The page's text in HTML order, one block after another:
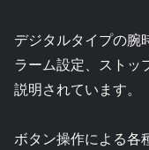
デジタルタイプの腕
ラーム設定、ストッ
説明されています。
ボタン操作による各